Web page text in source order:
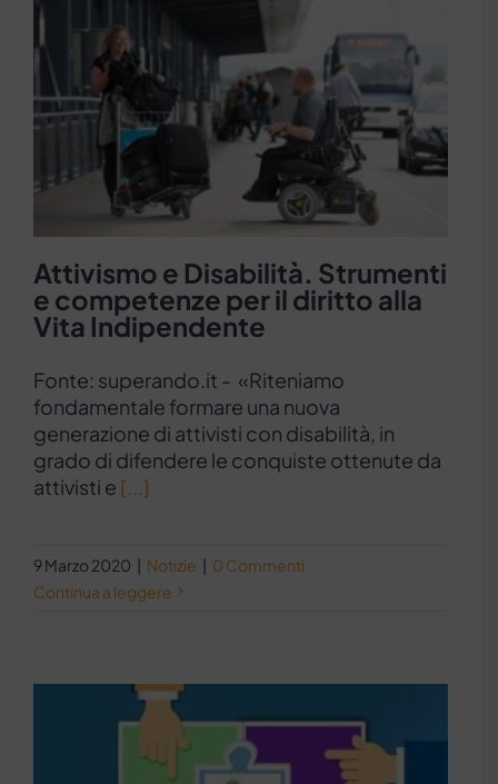
Attivismo e Disabilità. Strumenti
e competenze per il diritto alla
Vita Indipendente
Fonte: superando.it - «Riteniamo
fondamentale formare una nuova
generazione di attivisti con disabilità, in
grado di difendere le conquiste ottenute da
attivisti e [...]
9 Marzo 2020 | Notizie | 0 Commenti
Continua a leggere